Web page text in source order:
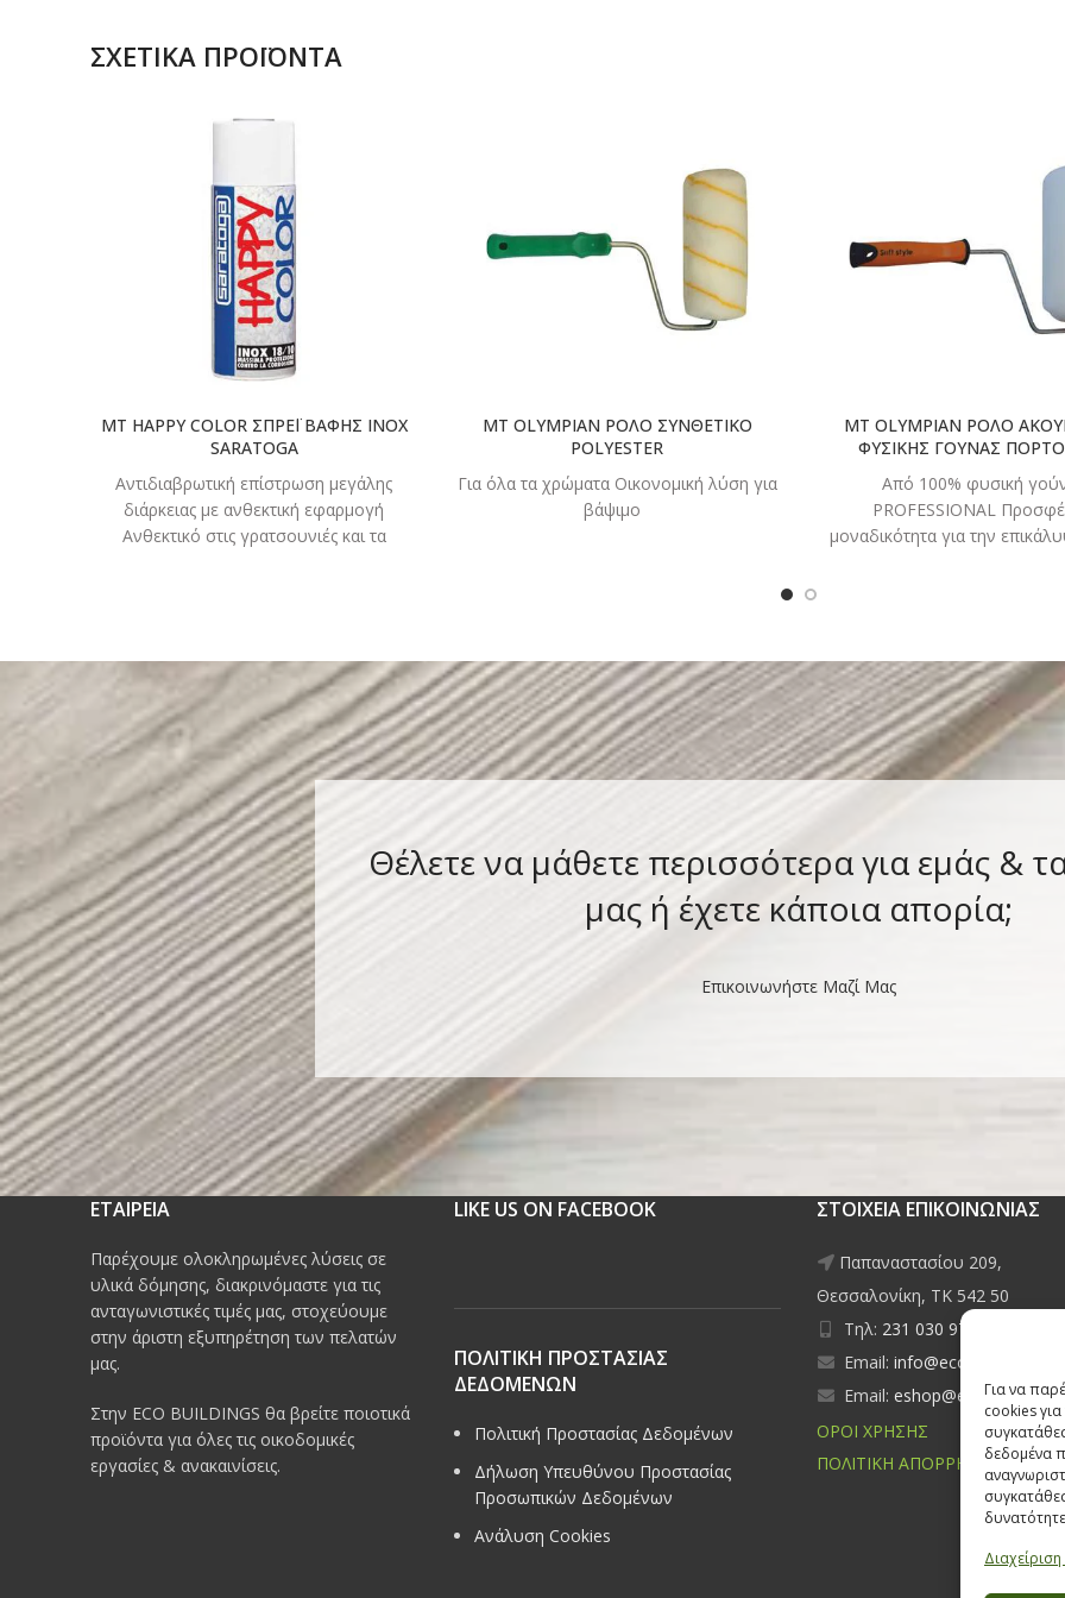
Για να
cookies
δεδομένα
ΣΧΕΤΙΚΆ ΠΡΟΪΌΝΤΑ
MT HAPPY COLOR ΣΠΡΕΪ ΒΑΦΗΣ INOX
SARATOGA
Αντιδιαβρωτική επίστρωση μεγάλης
διάρκειας με ανθεκτική εφαρμογή
Ανθεκτικό στις γρατσουνιές και τα
ΠΕΡΙΣΣΟΤΕΡΑ
MT OLYMPIAN ΡΟΛΟ ΣΥΝΘΕΤΙΚΟ
POLYESTER
Για όλα τα χρώματα Οικονομική λύση για
βάψιμο
ΔΙΑΒΑΣΤΕ
ΠΕΡΙΣΣΟΤΕΡΑ
MT OLYMPIAN ΡΟΛΟ
ΦΥΣΙΚΗΣ ΓΟΥΝΑΣ
Από 100% φυσική
PROFESSIONAL
μοναδικότητα για την
Θέλετε να μάθετε περισσότερα για εμάς &
μας ή έχετε κάποια απορία;
Επικοινωνήστε Μαζί Μας
ΕΤΑΙΡΕΙΑ
Παρέχουμε ολοκληρωμένες λύσεις σε
υλικά δόμησης, διακρινόμαστε για τις
ανταγωνιστικές τιμές μας, στοχεύουμε
στην άριστη εξυπηρέτηση των πελατών
μας.
Στην ECO BUILDINGS θα βρείτε ποιοτικά
προϊόντα για όλες τις οικοδομικές
εργασίες & ανακαινίσεις.
LIKE US ON FACEBOOK
ΠΟΛΙΤΙΚΗ ΠΡΟΣΤΑΣΙΑΣ
ΔΕΔΟΜΕΝΩΝ
Πολιτική Προστασίας Δεδομένων
Δήλωση Υπευθύνου Προστασίας
Προσωπικών Δεδομένων
Ανάλυση Cookies
ΣΤΟΙΧΕΙΑ ΕΠΙΚΟΙΝΩΝΙΑΣ
Παπαναστασίου 209,
Θεσσαλονίκη, ΤΚ 542 50
Τηλ: 231 030 9709
Email: info@ecobuildings.gr
Email:
ΟΡΟΙ ΧΡΗΣΗΣ
ΠΟΛΙΤΙΚΗ ΑΠΟΡΡΗΤΟΥ